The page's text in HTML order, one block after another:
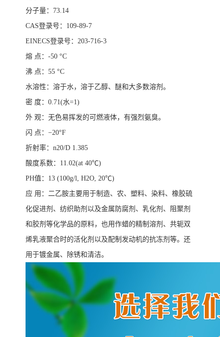
分子量： 73.14
CAS登录号： 109-89-7
EINECS登录号： 203-716-3
熔 点： -50 °C
沸 点： 55 °C
水溶性：溶于水，溶于乙醇、醚和大多数溶剂。
密 度： 0.71(水=1)
外 观：无色易挥发的可燃液体，有强烈氨臭。
闪 点： −20°F
折射率： n20/D 1.385
酸度系数： 11.02(at 40℃)
PH值： 13 (100g/l, H2O, 20℃)
应 用：二乙胺主要用于制造、农、塑料、染料、橡胶硫
化促进剂、纺织助剂以及金属防腐剂、乳化剂、阻聚剂
和胶剂等化学品的原料，也用作蜡的精制溶剂、共轭双
烯乳液聚合时的活化剂以及配制发动机的抗冻剂等。还
用于镀金属、除锈和清洁。